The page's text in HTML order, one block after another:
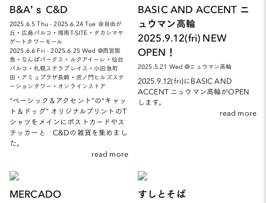
B&A’ｓ C&D
2025.6.5 Thu - 2025.6.24 Tue ＠自由が
丘・広島パルコ・湘南T-SITE・タカシマヤ
ゲートタワーモール
2025.6.6 Fri - 2025.6.25 Wed @西宮阪
急・なんばパークス・ルクアイーレ・仙台
パルコ・札幌ステラプレイス・小田急町
田・アミュプラザ長崎・虎ノ門ヒルズステ
ーションタワー・オンラインストア
“ベーシック＆アクセント”の“キャッ
ト＆ドッグ” オリジナルプリントのT
シャツをメインにポストカードやス
テッカーと C&Dの雑貨を集めまし
た。
read more
BASIC AND ACCENT ニ
ュウマン高輪
2025.9.12(fri) NEW
OPEN！
2025.5.21 Wed @ニュウマン高輪
2025.9.12(fri)にBASIC AND
ACCENT ニュウマン高輪がOPEN
します。
read more
MERCADO すしとそば